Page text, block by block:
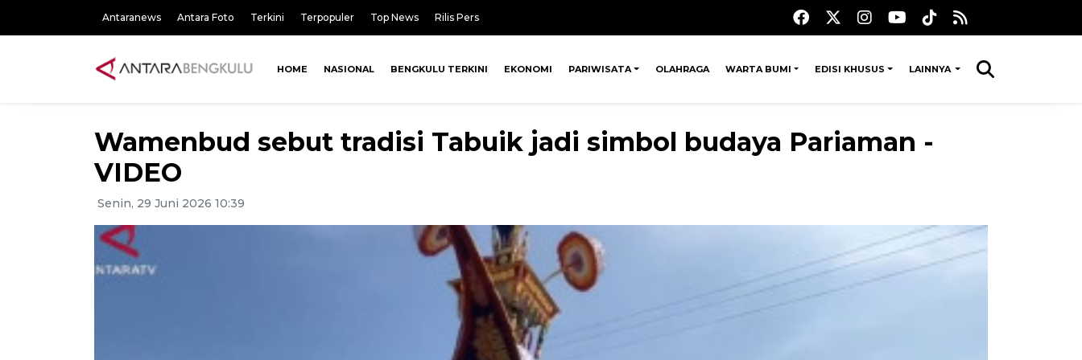
Antaranews Antara Foto Terkini Terpopuler Top News Rilis Pers
HOME NASIONAL BENGKULU TERKINI EKONOMI PARIWISATA OLAHRAGA WARTA BUMI EDISI KHUSUS LAINNYA
Wamenbud sebut tradisi Tabuik jadi simbol budaya Pariaman -
VIDEO
Senin, 29 Juni 2026 10:39